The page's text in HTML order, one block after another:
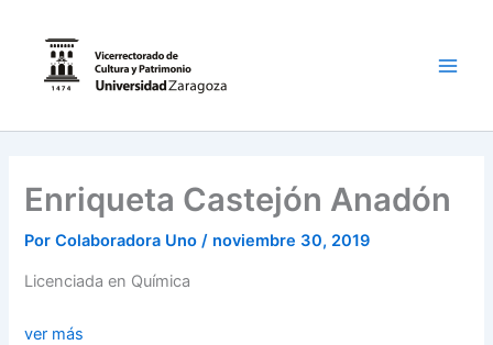
contenido
Enriqueta Castejón Anadón
PorColaboradora Uno/ noviembre 30, 2019
Licenciada en Química
ver más